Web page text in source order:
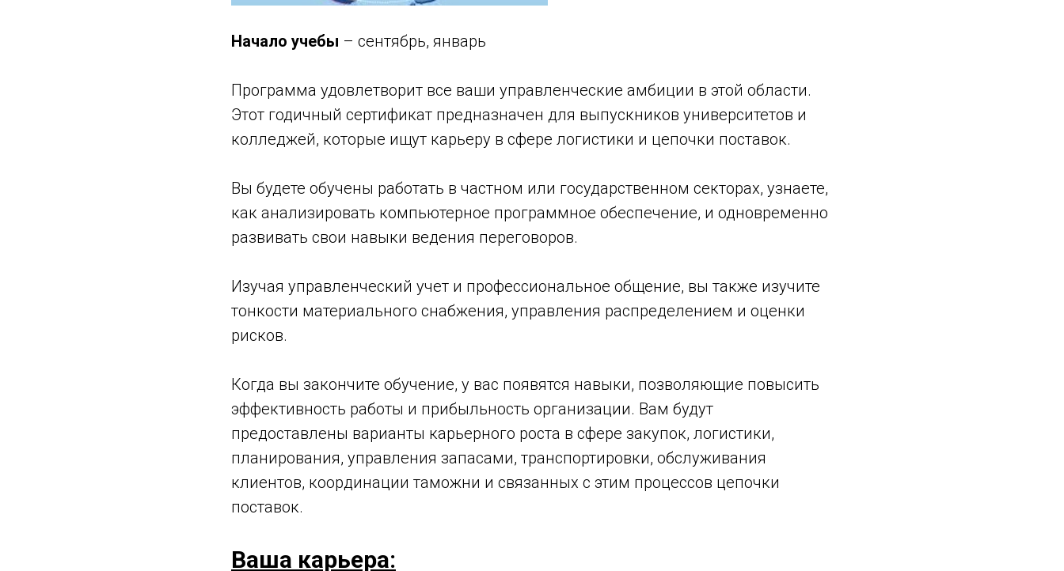
Начало учебы – сентябрь, январь
Программа удовлетворит все ваши управленческие амбиции в этой области.
Этот годичный сертификат предназначен для выпускников университетов и
колледжей, которые ищут карьеру в сфере логистики и цепочки поставок.
Вы будете обучены работать в частном или государственном секторах, узнаете,
как анализировать компьютерное программное обеспечение, и одновременно
развивать свои навыки ведения переговоров.
Изучая управленческий учет и профессиональное общение, вы также изучите
тонкости материального снабжения, управления распределением и оценки
рисков.
Когда вы закончите обучение, у вас появятся навыки, позволяющие повысить
эффективность работы и прибыльность организации. Вам будут
предоставлены варианты карьерного роста в сфере закупок, логистики,
планирования, управления запасами, транспортировки, обслуживания
клиентов, координации таможни и связанных с этим процессов цепочки
поставок.
Ваша карьера: